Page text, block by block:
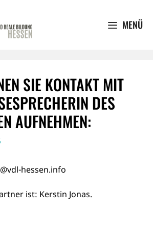
MENÜ
SIE KONTAKT MIT
DES
AUFNEHMEN:
hessen.info
ist: Kerstin Jonas.